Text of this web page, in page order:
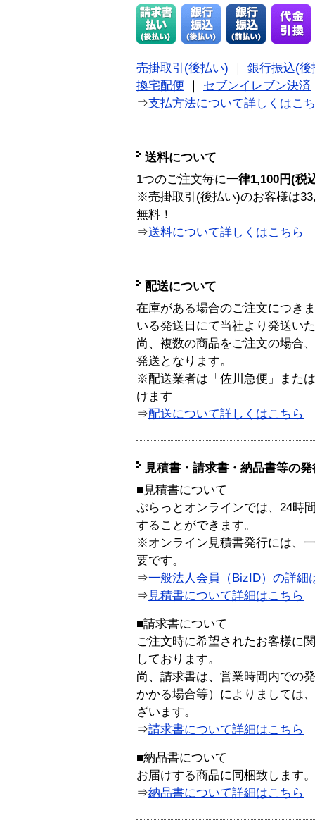
売掛取引(後払い)
銀行振込(後
換宅配便
セブンイレブン決済
⇒支払方法について詳しくはこ
送料について
1つのご注文毎に一律1,100円(税
※売掛取引(後払い)のお客様は
無料！
⇒送料について詳しくはこちら
配送について
在庫がある場合のご注文につき
いる発送日にて当社より発送い
尚、複数の商品をご注文の場合
発送となります。
※配送業者は「佐川急便」また
けます
⇒配送について詳しくはこちら
見積書・請求書・納品書等の
■見積書について
ぷらっとオンラインでは、24時
することができます。
※オンライン見積書発行には、
要です。
⇒一般法人会員（BizID）の詳細
⇒ 見積書について詳細はこちら
■請求書について
ご注文時に希望されたお客様に
しております。
尚、請求書は、営業時間内での
かかる場合等）によりましては
ざいます。
⇒請求書について詳細はこちら
■納品書について
お届けする商品に同梱致します。
⇒納品書について詳細はこちら